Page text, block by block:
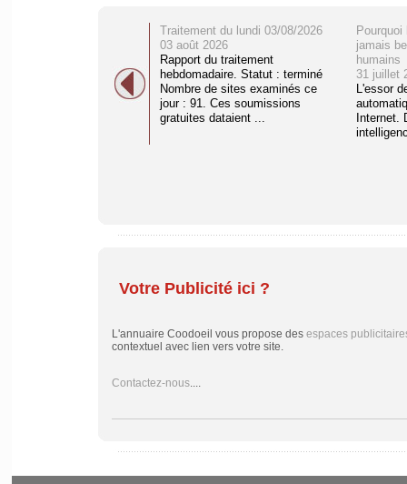
Traitement du lundi 03/08/2026
03 août 2026
Rapport du traitement
hebdomadaire. Statut : terminé
Nombre de sites examinés ce
jour : 91. Ces soumissions
gratuites dataient ...
jamais
humains
31 juillet
L'essor
Internet.
Votre Publicité ici ?
L'annuaire Coodoeil vous propose des espaces
contextuel avec lien vers votre site.
Contactez-nous....